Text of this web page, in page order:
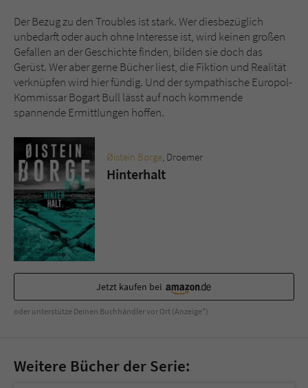
Der Bezug zu den Troubles ist stark. Wer diesbezüglich
unbedarft oder auch ohne Interesse ist, wird keinen großen
Gefallen an der Geschichte finden, bilden sie doch das
Gerüst. Wer aber gerne Bücher liest, die Fiktion und Realität
verknüpfen wird hier fündig. Und der sympathische Europol-
Kommissar Bogart Bull lässt auf noch kommende
spannende Ermittlungen hoffen.
Øistein Borge, Droemer
Hinterhalt
Jetzt kaufen bei
oder unterstütze Deinen Buchhändler vor Ort (Anzeige*)
Weitere Bücher der Serie: